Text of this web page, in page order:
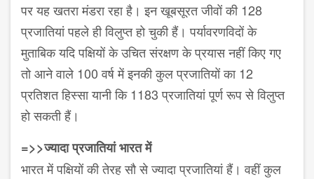
पर यह खतरा मंडरा रहा है। इन खूबसूरत जीवों की 128
प्रजातियां पहले ही विलुप्त हो चुकी हैं। पर्यावरणविदों के
मुताबिक यदि पक्षियों के उचित संरक्षण के प्रयास नहीं किए गए
तो आने वाले 100 वर्ष में इनकी कुल प्रजातियों का 12
प्रतिशत हिस्सा यानी कि 1183 प्रजातियां पूर्ण रूप से विलुप्त
हो सकती हैं।
=>>ज्यादा प्रजातियां भारत में
भारत में पक्षियों की तेरह सौ से ज्यादा प्रजातियां हैं। वहीं कुल